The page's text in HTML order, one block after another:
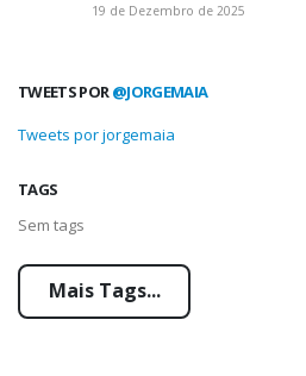
19 de Dezembro de 2025
TWEETS POR @JORGEMAIA
Tweets por jorgemaia
TAGS
Sem tags
Mais Tags...